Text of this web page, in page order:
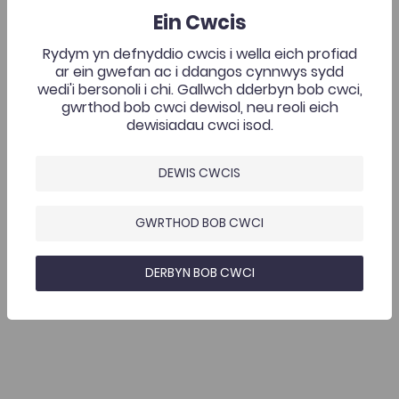
Ychwanegwyd: 03/06/2020 2.7K
Cynhadledd Wyddonol 2019
Adnodd Coleg Cymraeg
Cynhaliwyd Cynhadledd Wyddonol 2019 yng
Nghanolfan Medrus, Prifysgol Aberystwyth, ar 6
Mehefin 2019. Roedd y gynhadledd yn gyfle i gyflwyno'r
ymchwil gwyddonol ddiweddaraf trwy gyfrwng y
Gymraeg. Yma ceir casgliad o gyflwyniadau a fideos
Ein Cwcis
Rydym yn defnyddio cwcis i wella eich profiad
ar ein gwefan ac i ddangos cynnwys sydd
wedi'i bersonoli i chi. Gallwch dderbyn bob cwci,
gwrthod bob cwci dewisol, neu reoli eich
dewisiadau cwci isod.
DEWIS CWCIS
GWRTHOD BOB CWCI
DERBYN BOB CWCI